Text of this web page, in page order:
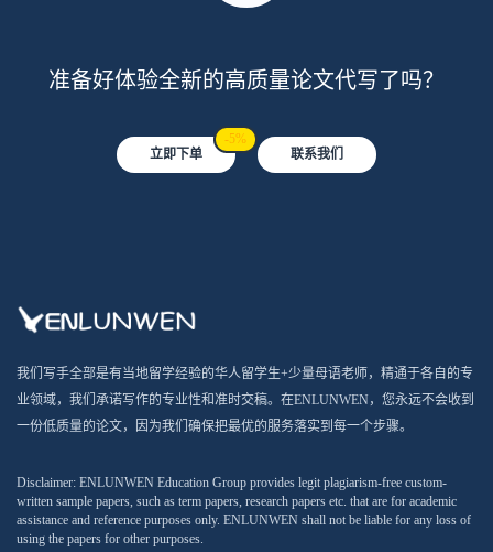
准备好体验全新的高质量论文代写了吗？
立即下单
-5%
联系我们
我们写手全部是有当地留学经验的华人留学生+少量母语老师，精通于各自的专
业领域，我们承诺写作的专业性和准时交稿。在ENLUNWEN，您永远不会收到
一份低质量的论文，因为我们确保把最优的服务落实到每一个步骤。
Disclaimer: ENLUNWEN Education Group provides legit plagiarism-free custom-
written sample papers, such as term papers, research papers etc. that are for academic
assistance and reference purposes only. ENLUNWEN shall not be liable for any loss of
using the papers for other purposes.